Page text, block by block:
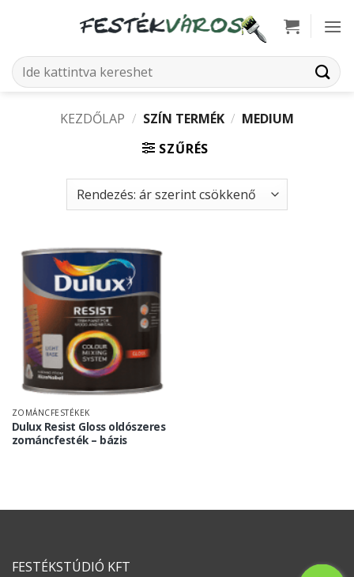
Keresés
a
KEZDŐLAP / SZÍN TERMÉK / MEDIUM
SZŰRÉS
ZOMÁNCFESTÉKEK
Dulux Resist Gloss oldószeres
zománcfesték – bázis
FESTÉKSTÚDIÓ KFT